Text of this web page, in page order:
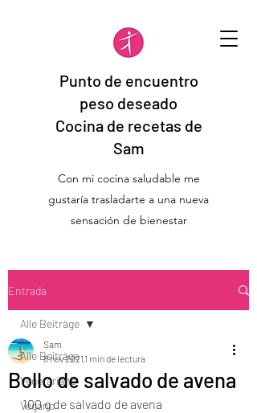
Punto de encuentro
peso deseado
Cocina de recetas de
Sam
Con mi cocina saludable me
gustaría trasladarte a una nueva
sensación de bienestar
Entrada
Alle Beiträge
Vegetariano
Vegano
Alle Beiträge
Bollo de salvado de avena
Sam
8 nov 2021 1 min de lectura
100 g de salvado de avena